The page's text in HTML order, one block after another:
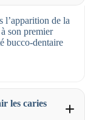
l’apparition de la
son premier
bucco-dentaire
les caries